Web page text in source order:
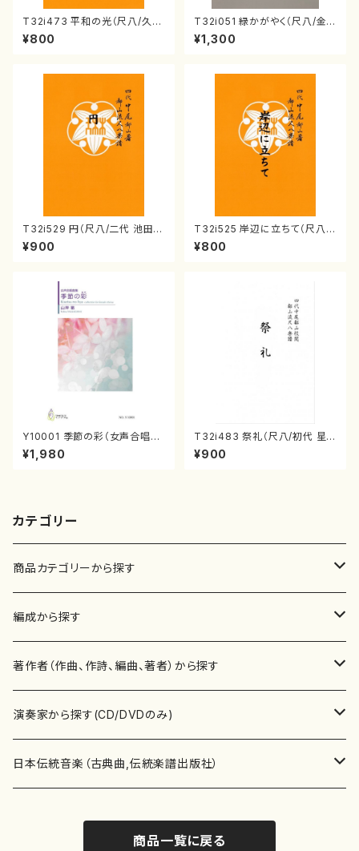
T32i473 平和の光（尺八/久本
玄智/楽譜）都山流公刊楽譜曲
番:2181
¥800
T32i051 緑かがやく（尺八/金
森高山/楽譜）都山流公刊楽譜曲
番：50
¥1,300
T32i529 円（尺八/二代 池田静
山/楽譜）都山流公刊楽譜曲番:2
238
¥900
T32i525 岸辺に立ちて（尺八/
初代 中村双葉/楽譜）都山流公
刊楽譜曲番:2234
¥800
Y10001 季節の彩（女声合唱、
ピアノ/山岸徹/楽譜）
¥1,980
T32i483 祭礼（尺八/初代 星
田一山/楽譜）都山流公刊楽譜曲
番:2191
¥900
カテゴリー
商品カテゴリーから探す
楽譜
書籍
書籍
テキストブック
CD・DVD
チケット
編成から探す
邦楽器
箏・琴（ソロ）
箏・琴（合奏）
合唱
混声合唱
歌・声
著作者（作曲、作詩、編曲、著者）から探す
あ行
青木省三(アオキ ショウゾウ)
か行
演奏家から探す(CD/DVDのみ)
邦楽（箏、三味線、尺八等）演奏家
日本伝統音楽（古典曲,伝統楽譜出版社）
商品一覧に戻る